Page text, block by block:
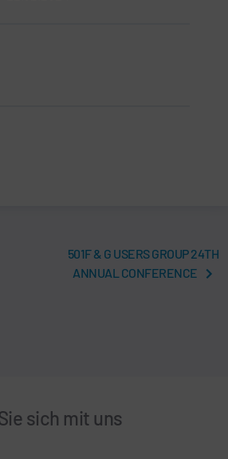
501F & G USERS GROUP 24TH
ANNUAL CONFERENCE
sich mit uns